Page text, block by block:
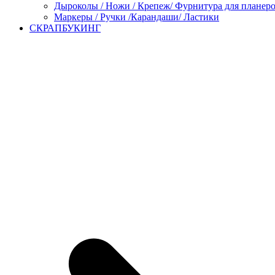
Дыроколы / Ножи / Крепеж/ Фурнитура для
Маркеры / Ручки /Карандаши/ Ластики
СКРАПБУКИНГ